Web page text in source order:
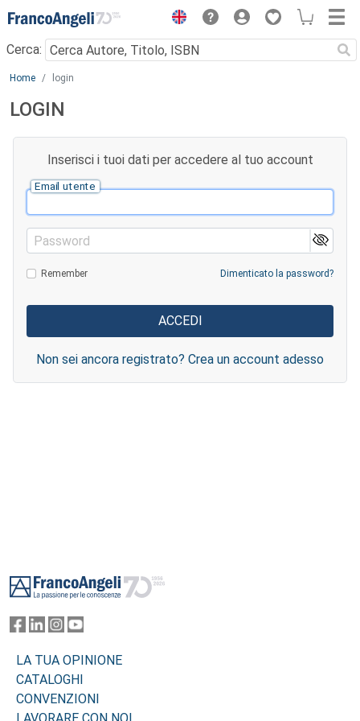
Menu
Cerca:
Main content
Home login
LOGIN
Inserisci i tuoi dati per accedere al tuo account
Email utente
Password
Remember Dimenticato la password?
Non sei ancora registrato? Crea un account adesso
LA TUA OPINIONE
CATALOGHI
CONVENZIONI